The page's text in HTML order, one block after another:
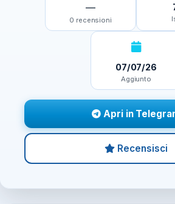
—
0 recensioni
07/07/26
Aggiunto
Apri in
Recensisci